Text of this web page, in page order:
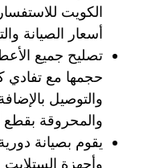
الكويت
أسعار الصيانة
تصليح جميع
حجمها مع تفادي
والتوصيل
والمحروقة بقطع
يقوم بصيانة
وأجهزة